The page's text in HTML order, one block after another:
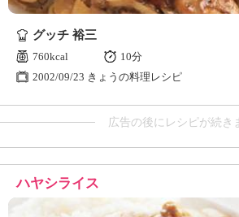
グッチ 裕三
760kcal
10分
2002/09/23 きょうの料理レシピ
広告の後にレシピが続き
ハヤシライス